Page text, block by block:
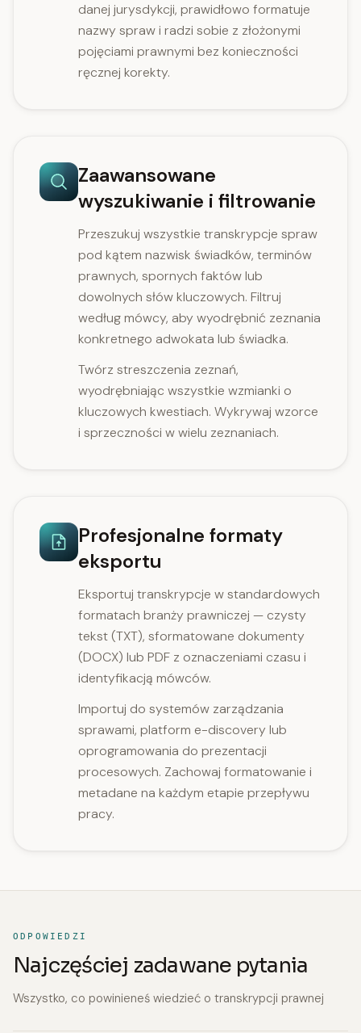
danej jurysdykcji, prawidłowo formatuje
nazwy spraw i radzi sobie z złożonymi
pojęciami prawnymi bez konieczności
ręcznej korekty.
Zaawansowane
wyszukiwanie i filtrowanie
Przeszukuj wszystkie transkrypcje spraw
pod kątem nazwisk świadków, terminów
prawnych, spornych faktów lub
dowolnych słów kluczowych. Filtruj
według mówcy, aby wyodrębnić zeznania
konkretnego adwokata lub świadka.
Twórz streszczenia zeznań,
wyodrębniając wszystkie wzmianki o
kluczowych kwestiach. Wykrywaj wzorce
i sprzeczności w wielu zeznaniach.
Profesjonalne formaty
eksportu
Eksportuj transkrypcje w standardowych
formatach branży prawniczej — czysty
tekst (TXT), sformatowane dokumenty
(DOCX) lub PDF z oznaczeniami czasu i
identyfikacją mówców.
Importuj do systemów zarządzania
sprawami, platform e-discovery lub
oprogramowania do prezentacji
procesowych. Zachowaj formatowanie i
metadane na każdym etapie przepływu
pracy.
ODPOWIEDZI
Najczęściej zadawane pytania
Wszystko, co powinieneś wiedzieć o transkrypcji prawnej